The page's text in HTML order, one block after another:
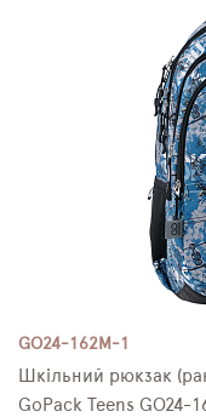
GO24-162M-1
Шкільний рюкзак
GoPack Teens GO24-